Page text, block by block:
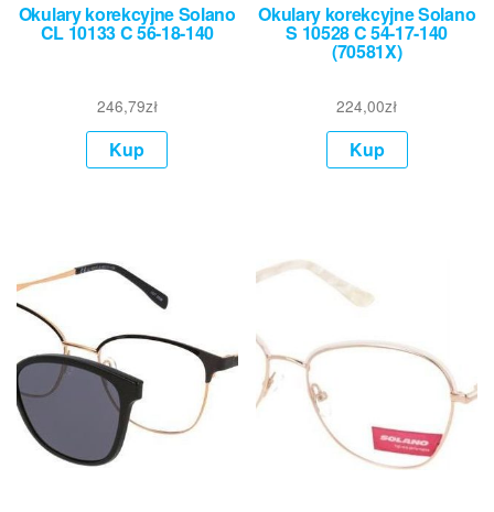
Okulary korekcyjne Solano
CL 10133 C 56-18-140
246,79zł
Kup
Okulary korekcyjne Solano
S 10528 C 54-17-140
(70581X)
224,00zł
Kup